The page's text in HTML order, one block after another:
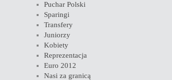
Puchar Polski
Sparingi
Transfery
Juniorzy
Kobiety
Reprezentacja
Euro 2012
Nasi za granicą